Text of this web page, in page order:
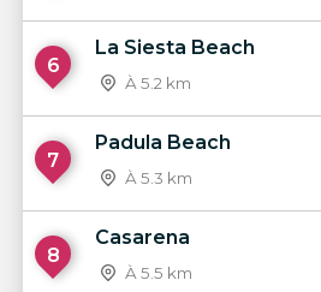
6
La Siesta Beach
À 5.2 km
7
Padula Beach
À 5.3 km
8
Casarena
À 5.5 km